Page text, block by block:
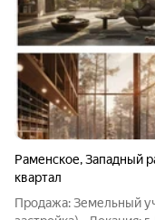
Раменское,Западный
квартал
Продажа: Земельный